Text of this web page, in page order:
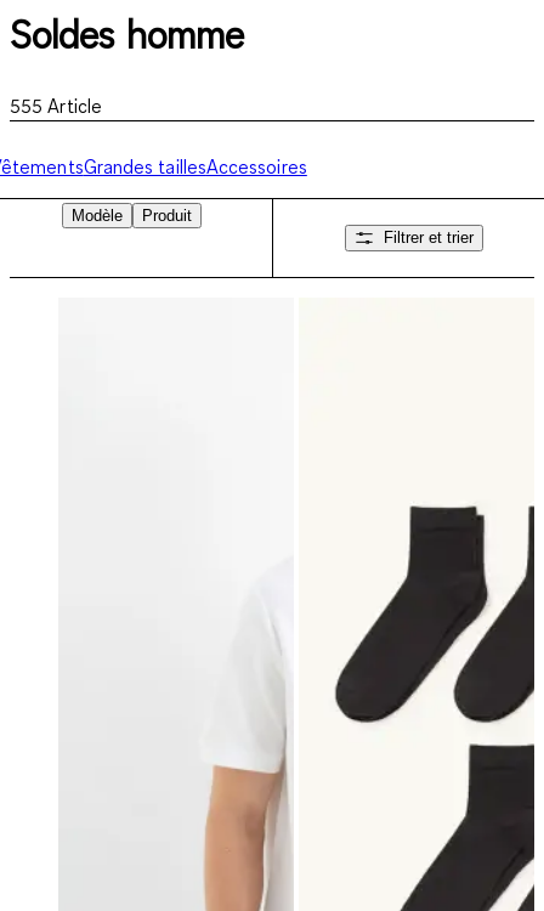
Soldes homme
555 Article
Grandes taillesAccessoires
Modèle
Produit
Filtrer et trier